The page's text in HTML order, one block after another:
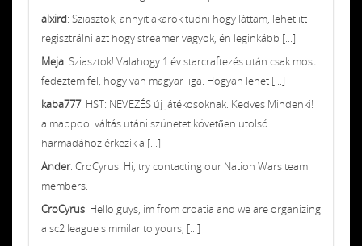
alxird: Sziasztok, annyit akarok tudni hogy láttam, lehet itt
regisztrálni azt hogy streamer vagyok, én leginkább [...]
Meja: Sziasztok! Valahogy 1 év starcraftezés után csak most
fedeztem fel, hogy van magyar liga. Hogyan lehet [...]
kaba777: HST: NEVEZÉS új játékosoknak. Kedves Mindenki!
a mappool váltás utáni szünetet követően utolsó
harmadához érkezik a [...]
Ander: CroCyrus: Hi, try contacting our Nation Wars team
members.
CroCyrus: Hello guys, im from croatia and we are organizing
a sc2 league simmilar to yours, [...]